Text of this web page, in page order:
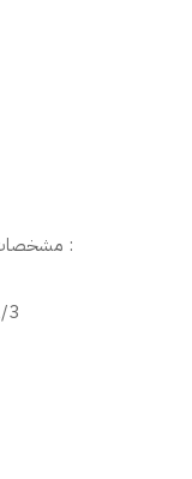
مشخصات دریافت شبکه ایران فردا در ماهواره ترکمنعالم :
3